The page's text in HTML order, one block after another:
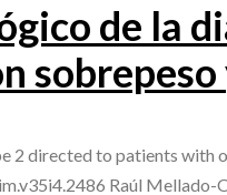
de la
sobrepeso
2 directed to patients with
Raúl Mellado-